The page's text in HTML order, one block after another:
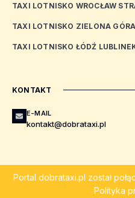
TAXI LOTNISKO WROCŁAW
TAXI LOTNISKO ZIELONA
TAXI LOTNISKO ŁÓDŹ
KONTAKT
E-MAIL
kontakt@dobrataxi.pl
Portal dobrataxi.pl został
Polityka